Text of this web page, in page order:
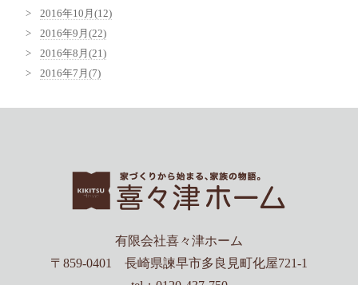
2016年10月(12)
2016年9月(22)
2016年8月(21)
2016年7月(7)
有限会社喜々津ホーム
〒859-0401 長崎県諫早市多良見町化屋721-1